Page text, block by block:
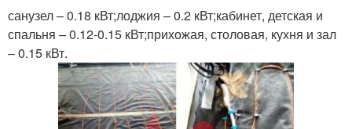
санузел – 0.18 кВт;лоджия – 0.2 кВт;кабинет, детская и
спальня – 0.12-0.15 кВт;прихожая, столовая, кухня и зал
– 0.15 кВт.